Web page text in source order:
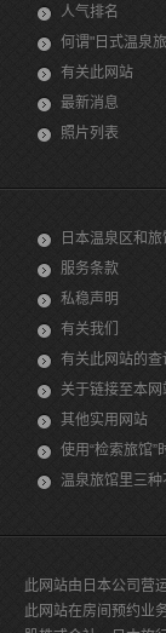
人气排名
何谓"日式温泉旅
有关此网站
最新消息
照片列表
日本温泉区和
服务条款
私稳声明
有关我们
有关此网站的查
关于链接至本网
其他实用网站
使用“检索旅馆”
温泉旅馆里三
此网站由日本公司营
此网站在房间预约业